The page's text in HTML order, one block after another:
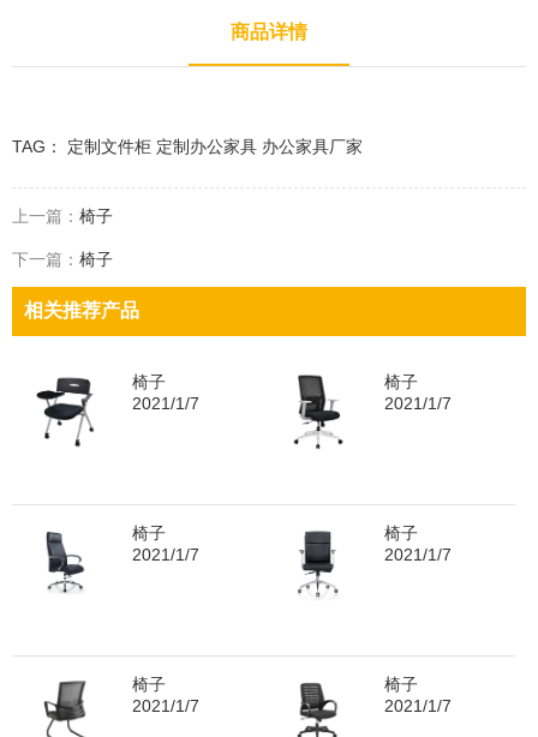
商品详情
TAG： 定制文件柜 定制办公家具 办公家具厂家
上一篇： 椅子
下一篇： 椅子
相关推荐产品
椅子
2021/1/7
椅子
2021/1/7
椅子
2021/1/7
椅子
2021/1/7
椅子
2021/1/7
椅子
2021/1/7